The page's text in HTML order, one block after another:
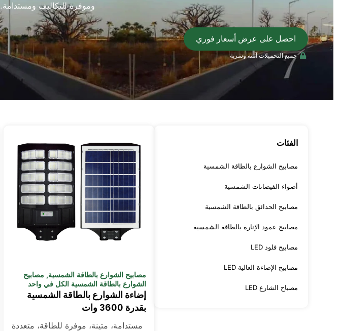
وموفرة للتكاليف ومستدامة.
احصل على عرض أسعار فوري
جميع التحميلات آمنة وسرية
الفئات
مصابيح الشوارع بالطاقة الشمسية
أضواء الفيضانات الشمسية
مصابيح الحدائق بالطاقة الشمسية
مصابيح عمود الإنارة بالطاقة الشمسية
مصابيح فلود LED
مصابيح الإضاءة العالية LED
مصباح الشارع LED
مصابيح الشوارع بالطاقة الشمسية, مصابيح
الشوارع بالطاقة الشمسية الكل في واحد
إضاءة الشوارع بالطاقة الشمسية
بقدرة 3600 وات
مستدامة، متينة، موفرة للطاقة، متعددة